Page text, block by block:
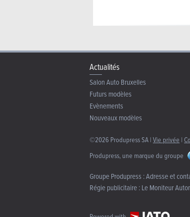
Actualités
Salon Auto Bruxelles
Futurs modèles
Evènements
Nouveaux modèles
©2026 Produpress SA | Vie privée |
Produpress, une marque du groupe
Groupe Produpress :Adresse et
Régie publicitaire :Le Moniteur